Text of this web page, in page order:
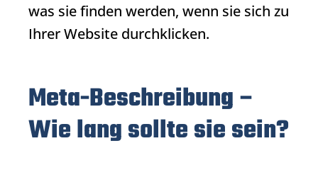
was sie finden werden, wenn sie sich zu
Ihrer Website durchklicken.
Meta-Beschreibung –
Wie lang sollte sie sein?